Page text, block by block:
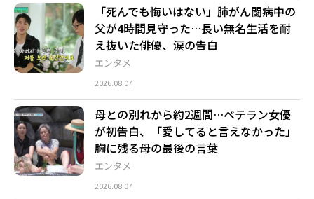
エンタメ
「死んでも悔いはない」肺がん闘病中の
父が4時間見守った…長い無名生活を耐
え抜いた俳優、涙の告白
2026.08.07
エンタメ
母との別れから約2週間…ベテラン女優
が初告白、「愛してると言えなかった」
胸に残る母の最後の言葉
2026.08.07